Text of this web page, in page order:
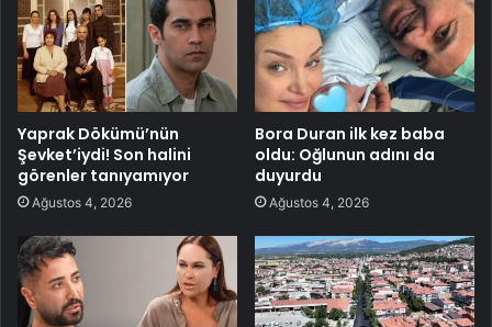
Yaprak Dökümü’nün
Şevket’iydi! Son halini
görenler tanıyamıyor
Ağustos 4, 2026
Bora Duran ilk kez baba
oldu: Oğlunun adını da
duyurdu
Ağustos 4, 2026